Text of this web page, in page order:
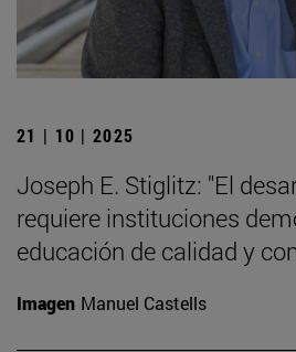
21 | 10 | 2025
Joseph E. Stiglitz: "El
requiere instituciones
educación de calidad y
Imagen Manuel Castells